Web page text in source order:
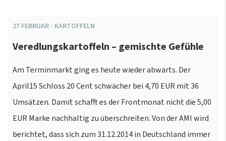
27 FEBRUAR - KARTOFFELN
Veredlungskartoffeln – gemischte Gefühle
Am Terminmarkt ging es heute wieder abwärts. Der
April15 Schloss 20 Cent schwächer bei 4,70 EUR mit 36
Umsätzen. Damit schafft es der Frontmonat nicht die 5,00
EUR Marke nachhaltig zu überschreiten. Von der AMI wird
berichtet, dass sich zum 31.12.2014 in Deutschland immer